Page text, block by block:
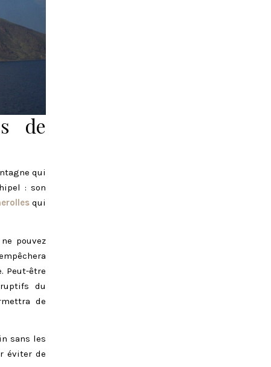
de
qui
: son
qui
pouvez
Peut-être
du
de
sans les
éviter de